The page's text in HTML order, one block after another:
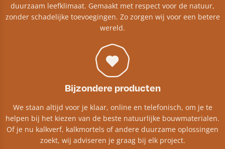
duurzaam leefklimaat. Gemaakt met respect voor de natuur,
zonder schadelijke toevoegingen. Zo zorgen wij voor een betere
wereld.
Bijzondere producten
We staan altijd voor je klaar, online en telefonisch, om je te
helpen bij het kiezen van de beste natuurlijke bouwmaterialen.
Of je nu kalkverf, kalkmortels of andere duurzame oplossingen
zoekt, wij adviseren je graag bij elk project.​